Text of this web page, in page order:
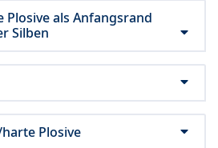
Plosive als Anfangsrand
Silben
Plosive